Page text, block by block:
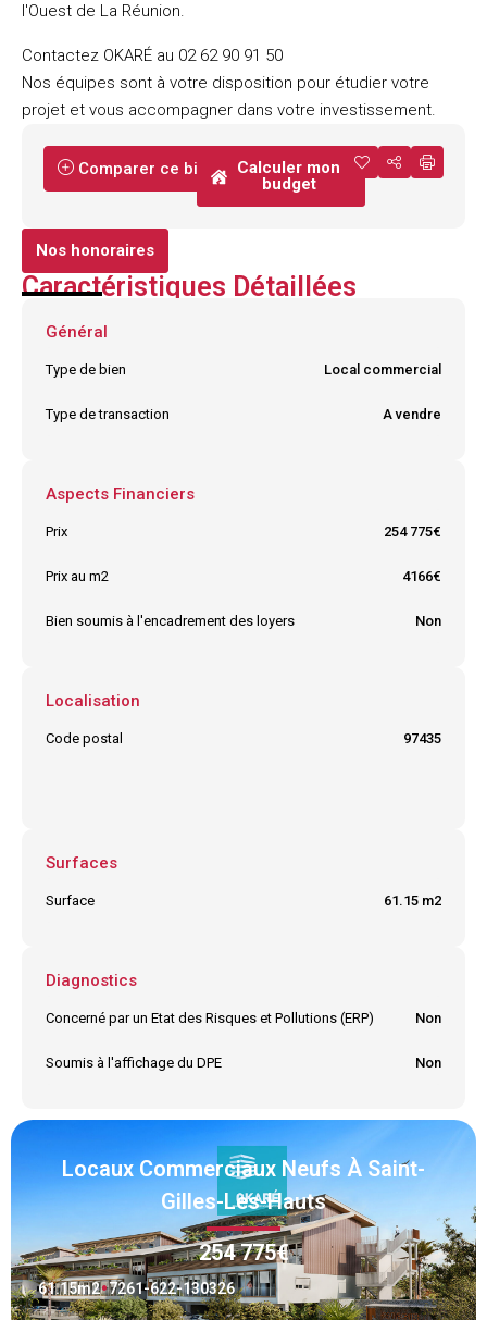
l'Ouest de La Réunion.
Contactez OKARÉ au 02 62 90 91 50
Nos équipes sont à votre disposition pour étudier votre
projet et vous accompagner dans votre investissement.
Comparer ce bien
Calculer mon
budget
Nos honoraires
Caractéristiques Détaillées
Général
Type de bien Local commercial
Type de transaction A vendre
Aspects Financiers
Prix 254 775€
Prix au m2 4166€
Bien soumis à l'encadrement des loyers Non
Localisation
Code postal 97435
Surfaces
Surface 61.15 m2
Diagnostics
Concerné par un Etat des Risques et Pollutions (ERP) Non
Soumis à l'affichage du DPE Non
Locaux Commerciaux Neufs À Saint-
Gilles-Les-Hauts
254 775€
m2
61.15 7261-622-130326